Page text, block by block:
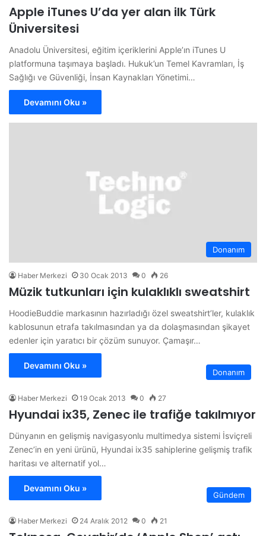
Apple iTunes U’da yer alan ilk Türk
Üniversitesi
Anadolu Üniversitesi, eğitim içeriklerini Apple’ın iTunes U
platformuna taşımaya başladı. Hukuk’un Temel Kavramları, İş
Sağlığı ve Güvenliği, İnsan Kaynakları Yönetimi…
Devamını Oku »
Donanım
Haber Merkezi 30 Ocak 2013 0 26
Müzik tutkunları için kulaklıklı sweatshirt
HoodieBuddie markasının hazırladığı özel sweatshirt’ler, kulaklık
kablosunun etrafa takılmasından ya da dolaşmasından şikayet
edenler için yaratıcı bir çözüm sunuyor. Çamaşır…
Devamını Oku »
Donanım
Haber Merkezi 19 Ocak 2013 0 27
Hyundai ix35, Zenec ile trafiğe takılmıyor
Dünyanın en gelişmiş navigasyonlu multimedya sistemi İsviçreli
Zenec’in en yeni ürünü, Hyundai ix35 sahiplerine gelişmiş trafik
haritası ve alternatif yol…
Devamını Oku »
Gündem
Haber Merkezi 24 Aralık 2012 0 21